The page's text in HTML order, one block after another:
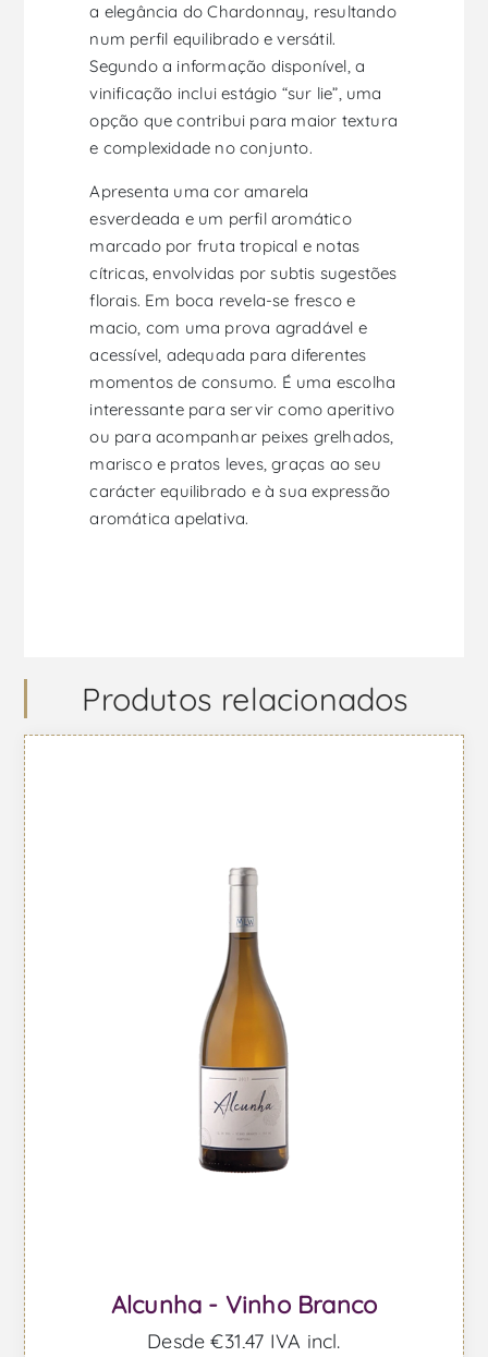
a elegância do Chardonnay, resultando
num perfil equilibrado e versátil.
Segundo a informação disponível, a
vinificação inclui estágio “sur lie”, uma
opção que contribui para maior textura
e complexidade no conjunto.
Apresenta uma cor amarela
esverdeada e um perfil aromático
marcado por fruta tropical e notas
cítricas, envolvidas por subtis sugestões
florais. Em boca revela-se fresco e
macio, com uma prova agradável e
acessível, adequada para diferentes
momentos de consumo. É uma escolha
interessante para servir como aperitivo
ou para acompanhar peixes grelhados,
marisco e pratos leves, graças ao seu
carácter equilibrado e à sua expressão
aromática apelativa.
Produtos relacionados
Alcunha - Vinho Branco
Desde €31,47 IVA incl.